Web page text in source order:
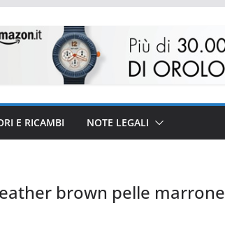
E RICAMBI NOTE LEGALI
brown pelle marrone